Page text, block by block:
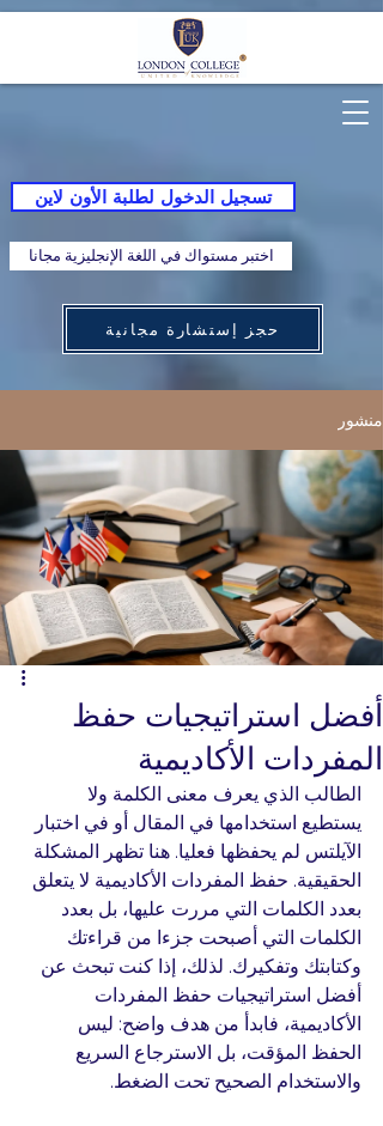
تسجيل الدخول لطلبة الأون لاين
اختبر مستواك في اللغة الإنجليزية مجانا
حجز إستشارة مجانية
منشور
أفضل استراتيجيات حفظ
المفردات الأكاديمية
الطالب الذي يعرف معنى الكلمة ولا
يستطيع استخدامها في المقال أو في اختبار
الآيلتس لم يحفظها فعليا. هنا تظهر المشكلة
الحقيقية. حفظ المفردات الأكاديمية لا يتعلق
بعدد الكلمات التي مررت عليها، بل بعدد
الكلمات التي أصبحت جزءا من قراءتك
وكتابتك وتفكيرك. لذلك، إذا كنت تبحث عن
أفضل استراتيجيات حفظ المفردات
الأكاديمية، فابدأ من هدف واضح: ليس
الحفظ المؤقت، بل الاسترجاع السريع
والاستخدام الصحيح تحت الضغط.